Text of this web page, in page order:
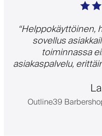
“Helppokäyttöinen,
sovellus
toiminnassa
asiakaspalvelu,
Outline39